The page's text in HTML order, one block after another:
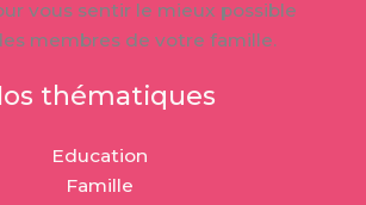
vous sentir le mieux possible
membres de votre famille.
thématiques
Education
Famille